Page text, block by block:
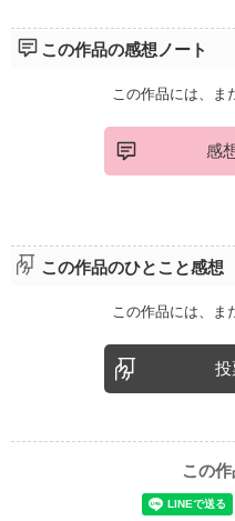
この作品の感想ノート
この作品には、ま
感
この作品のひとこと感想
この作品には、ま
投
この